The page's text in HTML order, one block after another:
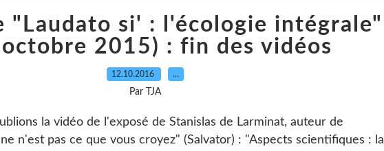
"Laudato si' : l'écologie intégrale"
2015) : fin des vidéos
12.10.2016 …
Par TJA
la vidéo de l'exposé de Stanislas de Larminat, auteur de
n'est pas ce que vous croyez" (Salvator) : "Aspects scientifiques : la